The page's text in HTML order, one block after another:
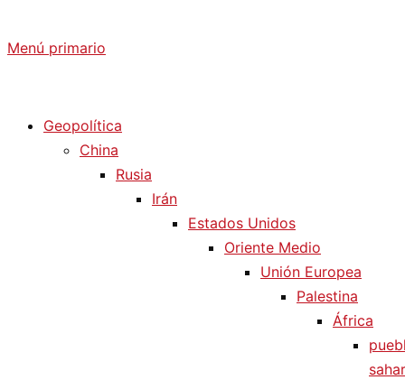
Menú primario
Geopolítica
China
Rusia
Irán
Estados Unidos
Oriente Medio
Unión Europea
Palestina
África